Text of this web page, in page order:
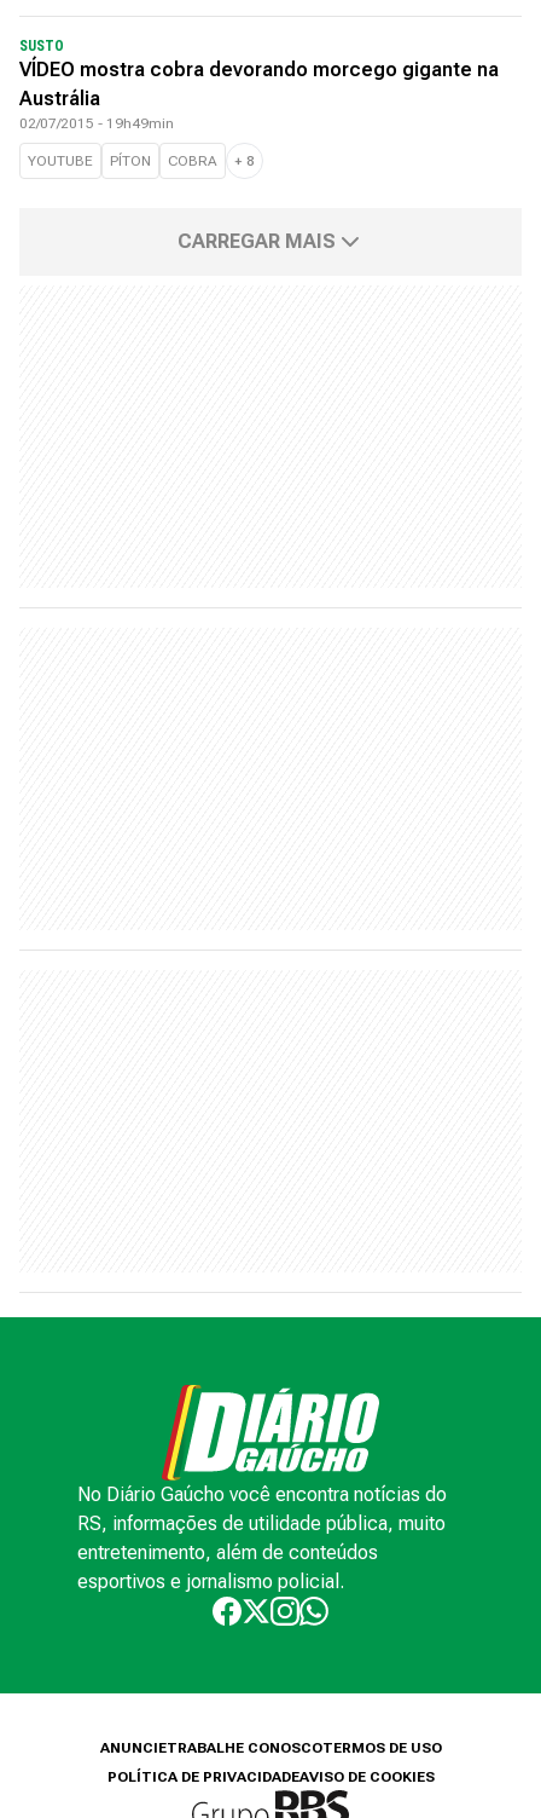
SUSTO
VÍDEO mostra cobra devorando morcego gigante na
Austrália
02/07/2015 - 19h49min
YOUTUBE PÍTON COBRA + 8
CARREGAR MAIS
No Diário Gaúcho você encontra notícias do
RS, informações de utilidade pública, muito
entretenimento, além de conteúdos
esportivos e jornalismo policial.
ANUNCIETRABALHE CONOSCOTERMOS DE USO
POLÍTICA DE PRIVACIDADEAVISO DE COOKIES